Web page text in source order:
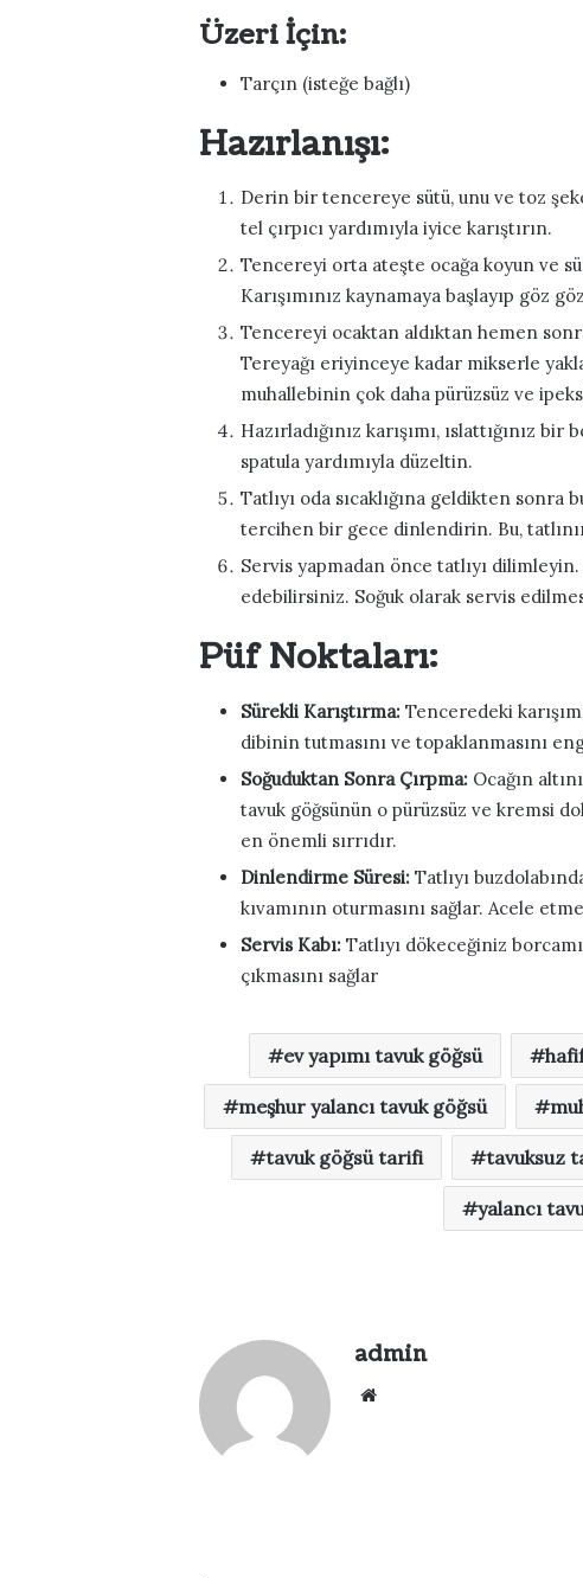
Üzeri İçin:
Tarçın (isteğe bağlı)
Hazırlanışı:
Derin bir tencereye sütü, unu ve toz
tel çırpıcı yardımıyla iyice karıştırın.
Tencereyi orta ateşte ocağa koyun ve
Karışımınız kaynamaya başlayıp göz
Tencereyi ocaktan aldıktan hemen
Tereyağı eriyinceye kadar mikserle
muhallebinin çok daha pürüzsüz ve
Hazırladığınız karışımı, ıslattığınız
spatula yardımıyla düzeltin.
Tatlıyı oda sıcaklığına geldikten sonra
tercihen bir gece dinlendirin. Bu,
Servis yapmadan önce tatlıyı
edebilirsiniz. Soğuk olarak servis
Püf Noktaları:
Sürekli Karıştırma: Tenceredeki
dibinin tutmasını ve topaklanmasını
Soğuduktan Sonra Çırpma: Ocağın
tavuk göğsünün o pürüzsüz ve kremsi
en önemli sırrıdır.
Dinlendirme Süresi: Tatlıyı
kıvamının oturmasını sağlar. Acele
Servis Kabı: Tatlıyı dökeceğiniz
çıkmasını sağlar
ev yapımı tavuk göğsü
meşhur yalancı tavuk göğsü
tavuk göğsü tarifi tavuksuz
yalancı
admin